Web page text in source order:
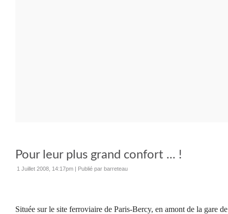
Pour leur plus grand confort ... !
1 Juillet 2008, 14:17pm | Publié par barreteau
Située sur le site ferroviaire de Paris-Bercy, en amont de la gare